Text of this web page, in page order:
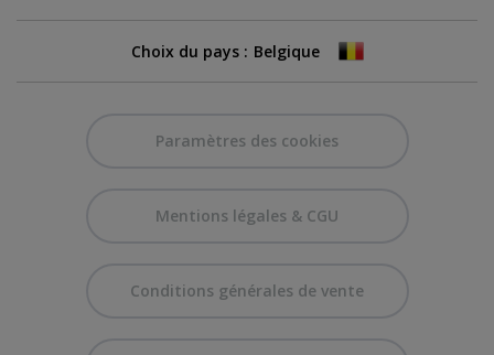
Choix du pays :
Paramètres des cookies
Mentions légales & CGU
Conditions générales de vente